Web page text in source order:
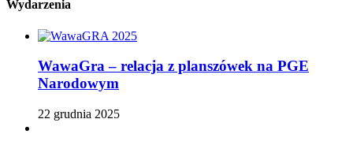
Wydarzenia
WawaGra – relacja z planszówek na PGE
Narodowym
22 grudnia 2025